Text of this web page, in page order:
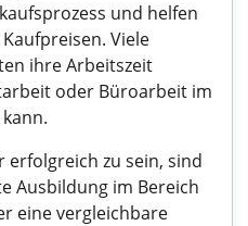
und helfen
Viele
ihre Arbeitszeit
oder Büroarbeit im
erfolgreich zu sein, sind
Ausbildung im Bereich
eine vergleichbare